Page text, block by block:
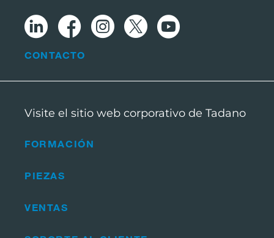
FORMACIÓN
PIEZAS
VENTAS
CONTACTO
Visite el sitio web corporativo de Tadano